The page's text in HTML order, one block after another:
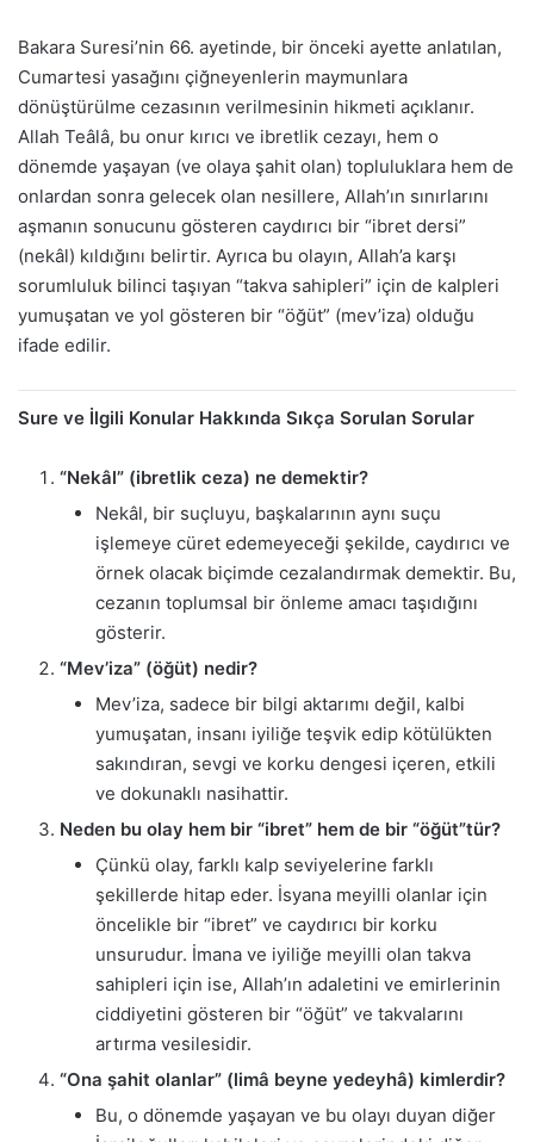
Bakara Suresi’nin 66. ayetinde, bir önceki ayette anlatılan,
Cumartesi yasağını çiğneyenlerin maymunlara
dönüştürülme cezasının verilmesinin hikmeti açıklanır.
Allah Teâlâ, bu onur kırıcı ve ibretlik cezayı, hem o
dönemde yaşayan (ve olaya şahit olan) topluluklara hem de
onlardan sonra gelecek olan nesillere, Allah’ın sınırlarını
aşmanın sonucunu gösteren caydırıcı bir “ibret dersi”
(nekâl) kıldığını belirtir. Ayrıca bu olayın, Allah’a karşı
sorumluluk bilinci taşıyan “takva sahipleri” için de kalpleri
yumuşatan ve yol gösteren bir “öğüt” (mev’iza) olduğu
ifade edilir.
Sure ve İlgili Konular Hakkında Sıkça Sorulan Sorular
“Nekâl” (ibretlik ceza) ne demektir?
Nekâl, bir suçluyu, başkalarının aynı suçu
işlemeye cüret edemeyeceği şekilde, caydırıcı ve
örnek olacak biçimde cezalandırmak demektir. Bu,
cezanın toplumsal bir önleme amacı taşıdığını
gösterir.
“Mev’iza” (öğüt) nedir?
Mev’iza, sadece bir bilgi aktarımı değil, kalbi
yumuşatan, insanı iyiliğe teşvik edip kötülükten
sakındıran, sevgi ve korku dengesi içeren, etkili
ve dokunaklı nasihattir.
Neden bu olay hem bir “ibret” hem de bir “öğüt”tür?
Çünkü olay, farklı kalp seviyelerine farklı
şekillerde hitap eder. İsyana meyilli olanlar için
öncelikle bir “ibret” ve caydırıcı bir korku
unsurudur. İmana ve iyiliğe meyilli olan takva
sahipleri için ise, Allah’ın adaletini ve emirlerinin
ciddiyetini gösteren bir “öğüt” ve takvalarını
artırma vesilesidir.
“Ona şahit olanlar” (limâ beyne yedeyhâ) kimlerdir?
Bu, o dönemde yaşayan ve bu olayı duyan diğer